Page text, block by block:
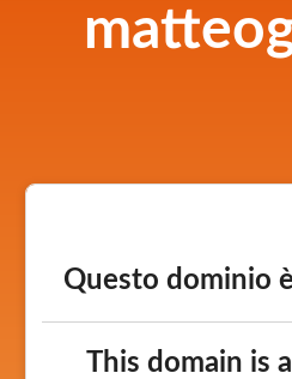
Questo dominio
This domain is